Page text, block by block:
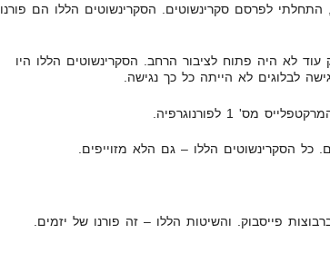
התחלתי לפרסם סקרינשוטים. הסקרינשוטים הללו הם פורנו
עוד לא היה פתוח לציבור הרחב. הסקרינשוטים הללו היו
לבלוגים לא הייתה כל כך נגישה.
מס' 1 לפורנוגרפיה.
כל הסקרינשוטים הללו – גם הלא מזוייפים.
פייסבוק. והשיטות הללו – זה פורנו של יזמים.